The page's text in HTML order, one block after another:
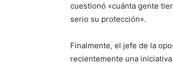
cuestionó «cuánta gente
serio su protección».
Finalmente, el jefe de la
recientemente una